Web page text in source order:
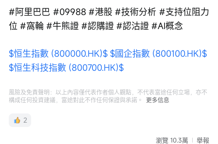
#阿里巴巴 #09988 #港股 #技術分析 #支持位阻力
位 #窩輪 #牛熊證 #認購證 #認沽證 #AI概念
$恒生指數 (800000.HK)$ $國企指數 (800100.HK)$
$恒生科技指數 (800700.HK)$
風險及免責聲明：以上內容僅代表作者個人觀點，不代表富途任何立場，亦不
構成任何投資建議，富途對此不作任何保證與承諾。
更多信息
2
瀏覽 10.3萬 舉報